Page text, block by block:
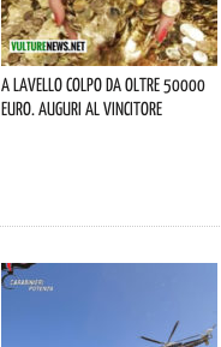
A Lavello colpo da oltre 50000
euro. Auguri al vincitore